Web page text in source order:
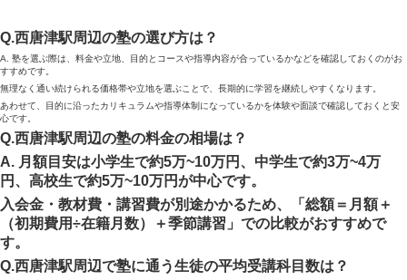
Q.西唐津駅周辺の塾の選び方は？
A. 塾を選ぶ際は、料金や立地、目的とコースや指導内容が合っているかなどを確認しておくのがお
すすめです。
無理なく通い続けられる価格帯や立地を選ぶことで、長期的に学習を継続しやすくなります。
あわせて、目的に沿ったカリキュラムや指導体制になっているかを体験や面談で確認しておくと安
心です。
Q.西唐津駅周辺の塾の料金の相場は？
A. 月額目安は小学生で約5万~10万円、中学生で約3万~4万
円、高校生で約5万~10万円が中心です。
入会金・教材費・講習費が別途かかるため、「総額＝月額＋
（初期費用÷在籍月数）＋季節講習」での比較がおすすめで
す。
Q.西唐津駅周辺で塾に通う生徒の平均受講科目数は？